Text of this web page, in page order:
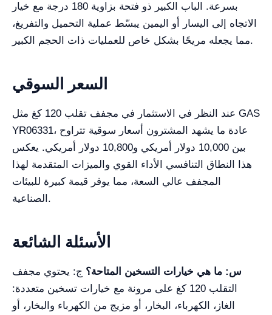
بسرعة. الباب الكبير ذو فتحة بزاوية 180 درجة مع خيار
الاتجاه إلى اليسار أو اليمين يبسّط عملية التحميل والتفريغ،
مما يجعله مريحًا بشكل خاص للعمليات ذات الحجم الكبير.
السعر السوقي
عند النظر في الاستثمار في مجفف تقلب 120 كغ مثل GAS
YR06331، عادة ما يشهد المشترون أسعار سوقية تتراوح
بين 10,000 دولار أمريكي و10,800 دولار أمريكي. يعكس
هذا النطاق التنافسي الأداء القوي والميزات المتقدمة لهذا
المجفف عالي السعة، مما يوفر قيمة كبيرة للبيئات
الصناعية.
الأسئلة الشائعة
س: ما هي خيارات التسخين المتاحة؟ ج: يحتوي مجفف
التقلب 120 كغ على مرونة مع خيارات تسخين متعددة:
الغاز، الكهرباء، البخار، أو مزيج من الكهرباء والبخار، أو